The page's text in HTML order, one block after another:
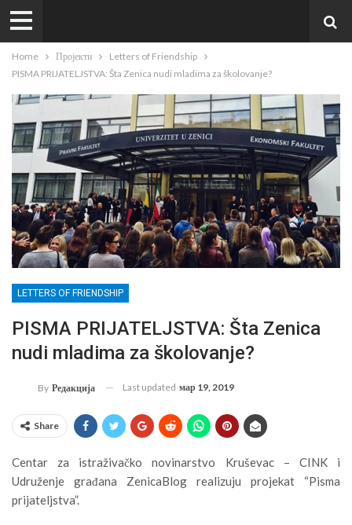
Home Пројекти
Letters of Friendship
PISMA PRIJATELJSTVA: Šta Zenica nudi mladima za školovanje?
LETTERS OF FRIENDSHIP
PISMA PRIJATELJSTVA: Šta Zenica
nudi mladima za školovanje?
By Редакција Last updated мар 19, 2019
Share
Centar za istraživačko novinarstvo Kruševac – CINK i
Udruženje građana ZenicaBlog realizuju projekat “Pisma
prijateljstva”.